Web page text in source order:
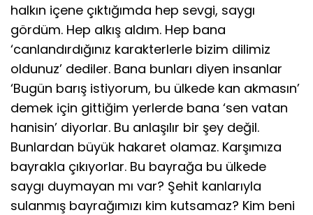
halkın içene çıktığımda hep sevgi, saygı
gördüm. Hep alkış aldım. Hep bana
‘canlandırdığınız karakterlerle bizim dilimiz
oldunuz’ dediler. Bana bunları diyen insanlar
‘Bugün barış istiyorum, bu ülkede kan akmasın’
demek için gittiğim yerlerde bana ‘sen vatan
hanisin’ diyorlar. Bu anlaşılır bir şey değil.
Bunlardan büyük hakaret olamaz. Karşımıza
bayrakla çıkıyorlar. Bu bayrağa bu ülkede
saygı duymayan mı var? Şehit kanlarıyla
sulanmış bayrağımızı kim kutsamaz? Kim beni